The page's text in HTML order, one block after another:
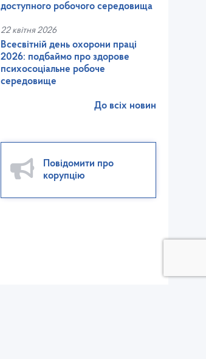
доступного робочого середовища
22 квітня 2026
Всесвітній день охорони праці
2026: подбаймо про здорове
психосоціальне робоче
середовище
До всіх новин
Повідомити про
корупцію